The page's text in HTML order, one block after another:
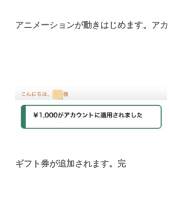
アニメーションが動きはじめます。ア
ギフト券が追加されます。完